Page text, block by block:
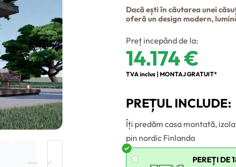
Dacă ești în căutarea unei
oferă un design modern,
Preț incepând de la:
14.174€
TVA inclus | MONTAJ GRATUIT*
PREȚUL INCLUDE:
Îți predăm casa montată,
pin nordic Finlanda
PEREȚI DE